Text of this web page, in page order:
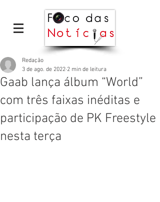
Gaab lança álbum “World”
com três faixas inéditas e
participação de PK Freestyle
nesta terça
Redação
3 de ago. de 2022 2 min de leitura